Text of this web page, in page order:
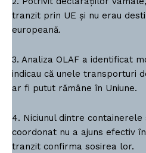
tranzit prin UE și nu erau
europeană.
3. Analiza OLAF a identificat
indicau că unele transporturi
ar fi putut rămâne în Uniune.
4. Niciunul dintre
coordonat nu a ajuns efectiv
tranzit confirma sosirea lor.